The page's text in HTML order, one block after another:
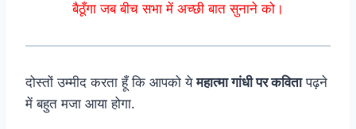
बैठूँगा जब बीच सभा में अच्छी बात सुनाने को।
दोस्तों उम्मीद करता हूँ कि आपको येमहात्मा गांधी पर कवितापढ़ने
में बहुत मजा आया होगा.